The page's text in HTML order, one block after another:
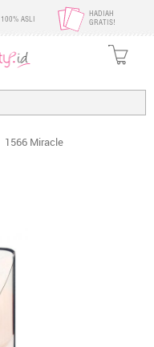
100% ASLI
HADIAH
GRATIS!
1566 Miracle